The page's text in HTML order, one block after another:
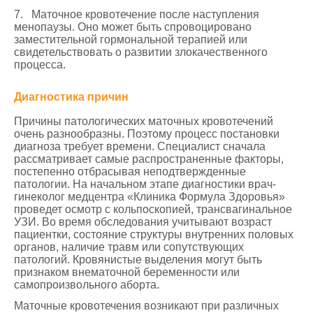
7. Маточное кровотечение после наступления
менопаузы. Оно может быть спровоцировано
заместительной гормональной терапией или
свидетельствовать о развитии злокачественного
процесса.
Диагностика причин
Причины патологических маточных кровотечений
очень разнообразны. Поэтому процесс постановки
диагноза требует времени. Специалист сначала
рассматривает самые распространенные факторы,
постепенно отбрасывая неподтвержденные
патологии. На начальном этапе диагностики врач-
гинеколог медцентра «Клиника Формула Здоровья»
проведет осмотр с кольпоскопией, трансвагинальное
УЗИ. Во время обследования учитывают возраст
пациентки, состояние структуры внутренних половых
органов, наличие травм или сопутствующих
патологий. Кровянистые выделения могут быть
признаком внематочной беременности или
самопроизвольного аборта.
Маточные кровотечения возникают при различных